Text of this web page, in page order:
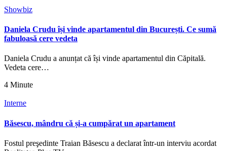
Showbiz
Daniela Crudu își vinde apartamentul din București. Ce sumă
fabuloasă cere vedeta
Daniela Crudu a anunțat că își vinde apartamentul din Căpitală.
Vedeta cere…
4 Minute
Interne
Băsescu, mândru că și-a cumpărat un apartament
Fostul preşedinte Traian Băsescu a declarat într-un interviu acordat